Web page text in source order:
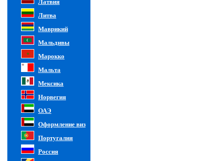
Латвия
Литва
Маврикий
Мальдивы
Марокко
Мальта
Мексика
Норвегия
ОАЭ
Оформление виз
Португалия
Россия